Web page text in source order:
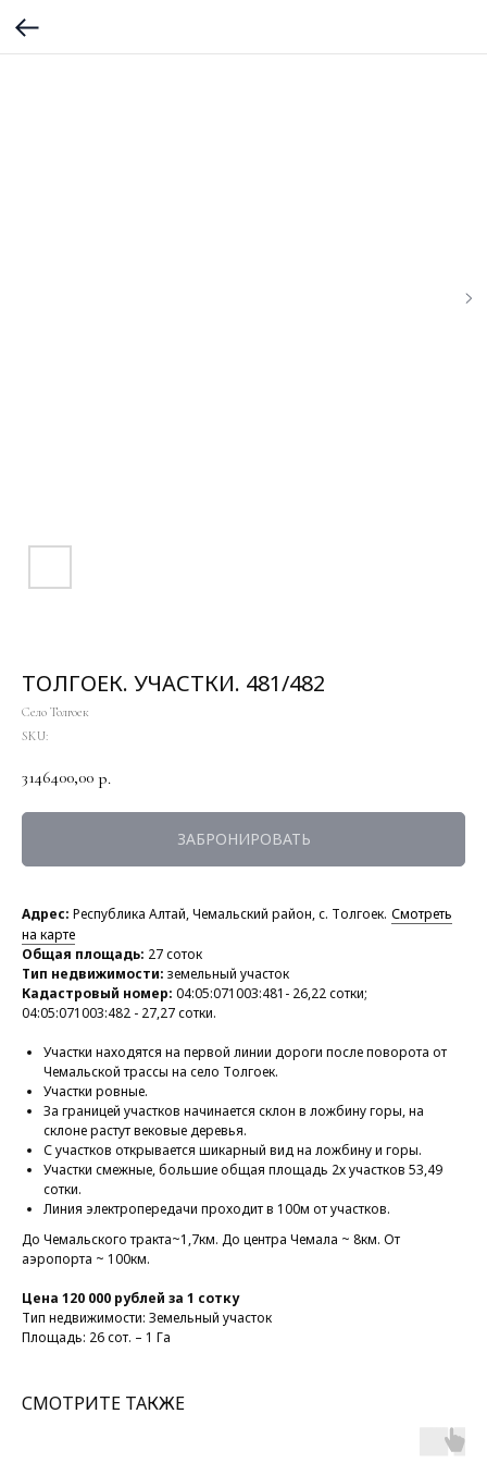
ТОЛГОЕК. УЧАСТКИ. 481/482
Село Толгоек
SKU:
3146400,00 р.
ЗАБРОНИРОВАТЬ
Адрес: Республика Алтай, Чемальский район, с. Толгоек. Смотреть
на карте
Общая площадь: 27 соток
Тип недвижимости: земельный участок
Кадастровый номер: 04:05:071003:481- 26,22 сотки;
04:05:071003:482 - 27,27 сотки.
Участки находятся на первой линии дороги после поворота от
Чемальской трассы на село Толгоек.
Участки ровные.
За границей участков начинается склон в ложбину горы, на
склоне растут вековые деревья.
С участков открывается шикарный вид на ложбину и горы.
Участки смежные, большие общая площадь 2х участков 53,49
сотки.
Линия электропередачи проходит в 100м от участков.
До Чемальского тракта~1,7км. До центра Чемала ~ 8км. От
аэропорта ~ 100км.
Цена 120 000 рублей за 1 сотку
Тип недвижимости: Земельный участок
Площадь: 26 сот. – 1 Га
СМОТРИТЕ ТАКЖЕ